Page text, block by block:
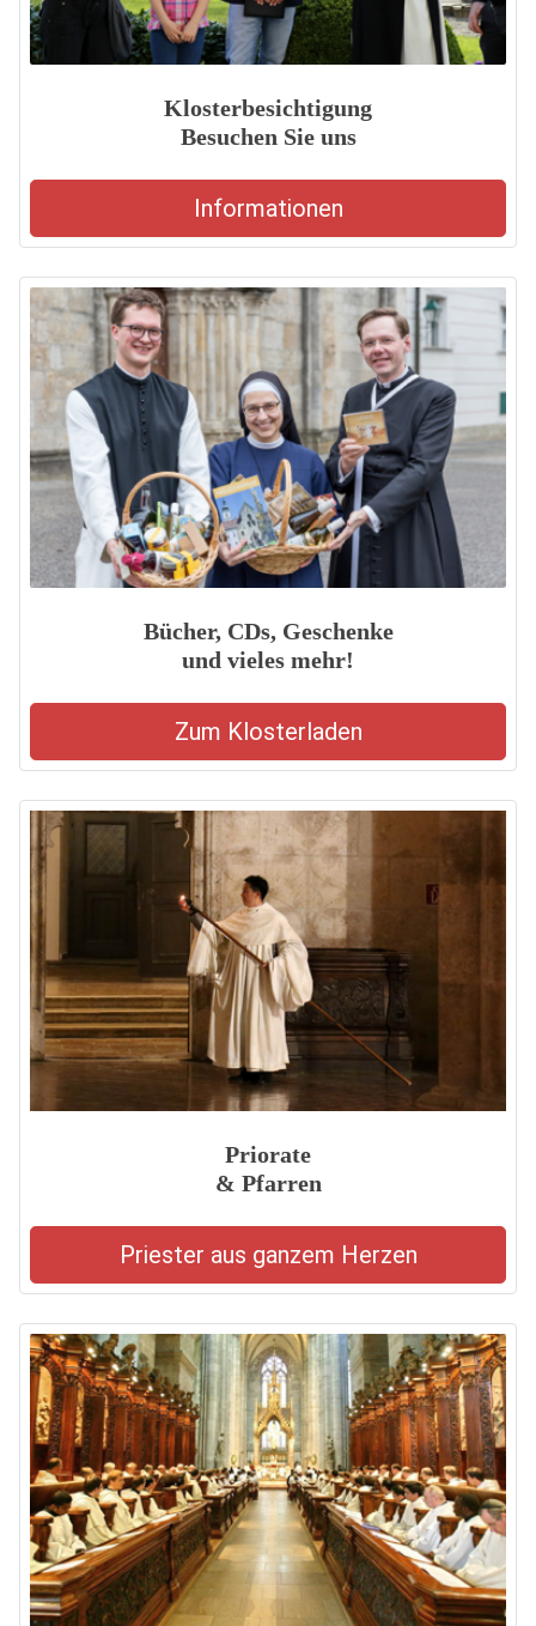
Klosterbesichtigung
Besuchen Sie uns
Informationen
Bücher, CDs, Geschenke
und vieles mehr!
Zum Klosterladen
Priorate
& Pfarren
Priester aus ganzem Herzen